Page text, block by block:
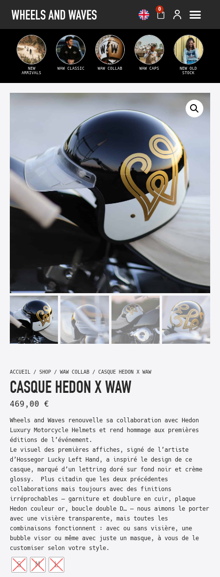
0
NEW
ARRIVALS
WAW CLASSIC WAW COLLAB WAW CAPS
NEW OLD
STOCK
ACCUEIL / SHOP / WAW COLLAB / CASQUE HEDON X WAW
CASQUE HEDON X WAW
469,00 €
Wheels and Waves renouvelle sa collaboration avec Hedon
Luxury Motorcycle Helmets et rend hommage aux premières
éditions de l’événement.
Le visuel des premières affiches, signé de l’artiste
d’Hossegor Lucky Left Hand, a inspiré le design de ce
casque, marqué d’un lettring doré sur fond noir et crème
glossy. Plus citadin que les deux précédentes
collaborations mais toujours avec des finitions
irréprochables – garniture et doublure en cuir, plaque
Hedon couleur or, boucle double D… – nous aimons le porter
avec une visière transparente, mais toutes les
combinaisons fonctionnent : avec ou sans visière, une
bubble visor ou même avec juste un masque, à vous de le
customiser selon votre style.
S M L